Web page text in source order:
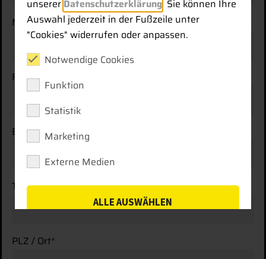
Nachname*
Firma
E-Mail-Adresse*
Telefonnummer
PLZ / Ort*
unserer Datenschutzerklärung . Sie können Ihre
Auswahl jederzeit in der Fußzeile unter
"Cookies" widerrufen oder anpassen.
Notwendige Cookies
Funktion
Statistik
Marketing
Externe Medien
ALLE AUSWÄHLEN